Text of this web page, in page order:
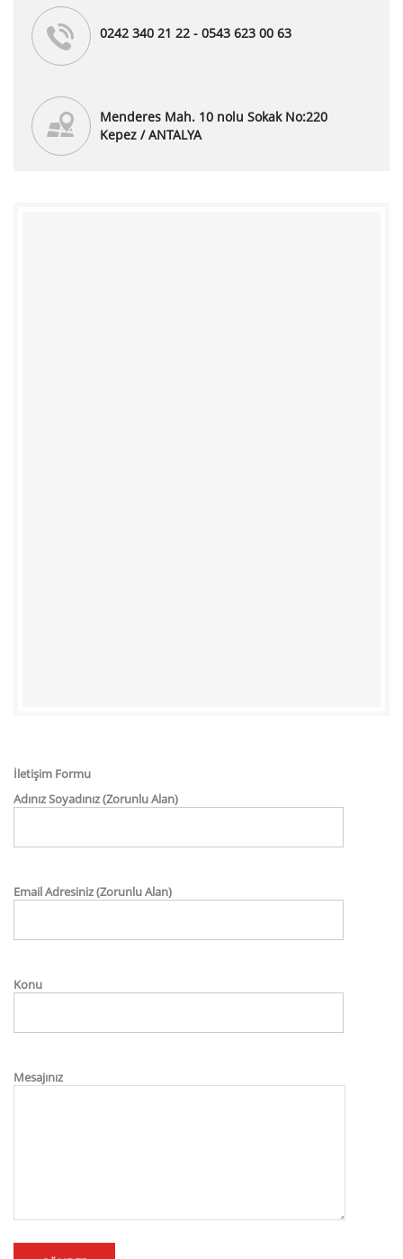
0242 340 21 22 - 0543 623 00 63
Menderes Mah. 10 nolu Sokak No:220
Kepez / ANTALYA
İletişim Formu
Adınız Soyadınız (Zorunlu Alan)
Email Adresiniz (Zorunlu Alan)
Konu
Mesajınız